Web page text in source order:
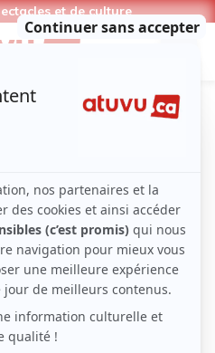
et de culture